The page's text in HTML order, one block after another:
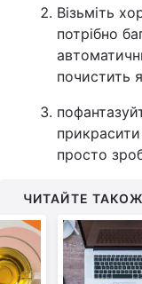
Візьміть
потрібно
почистить
просто
ЧИТАЙТЕ